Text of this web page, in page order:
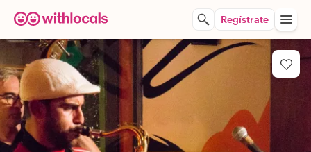
Regístrate